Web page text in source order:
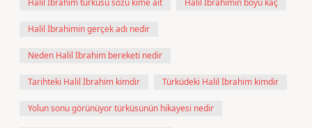
Halil İbrahim türküsü sözü kime ait Halil İbrahimin boyu kaç
Halil İbrahimin gerçek adı nedir
Neden Halil İbrahim bereketi nedir
Tarihteki Halil İbrahim kimdir Türküdeki Halil İbrahim kimdir
Yolun sonu görünüyor türküsünün hikayesi nedir